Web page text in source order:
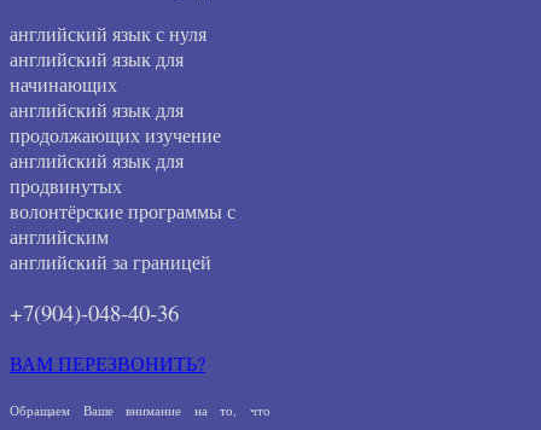
английский язык с нуля
английский язык для
начинающих
английский язык для
продолжающих изучение
английский язык для
продвинутых
волонтёрские программы с
английским
английский за границей
+7(904)-048-40-36
ВАМ ПЕРЕЗВОНИТЬ?
Обращаем Ваше внимание на то, что